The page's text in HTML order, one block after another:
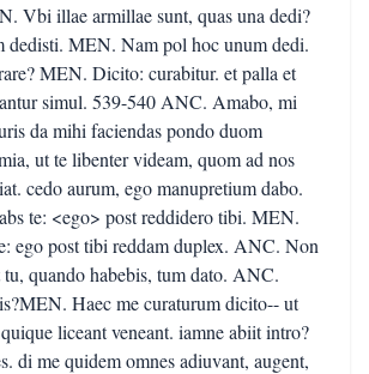
Vbi illae armillae sunt, quas una dedi?
dedisti. MEN. Nam pol hoc unum dedi.
MEN. Dicito: curabitur. et palla et
simul. 539-540 ANC. Amabo, mi
da mihi faciendas pondo duom
ut te libenter videam, quom ad nos
cedo aurum, ego manupretium dabo.
te: <ego> post reddidero tibi. MEN.
ego post tibi reddam duplex. ANC. Non
quando habebis, tum dato. ANC.
Haec me curaturum dicito-- ut
liceant veneant. iamne abiit intro?
di me quidem omnes adiuvant, augent,